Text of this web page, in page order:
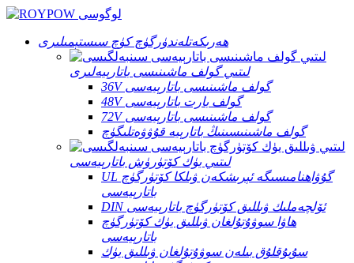
ھەرىكەتلەندۈرگۈچ كۈچ سىستېمىلىرى
لىتىي گولف ماشىنىسى باتارېيەلىرى
36V گولف ماشىنىسى باتارېيەسى
48V گولف بارت باتارېيەسى
72V گولف ماشىنىسى باتارېيەسى
گولف ماشىنىسىنىڭ باتارېيە قۇۋۋەتلىگۈچ
لىتىي يۈك كۆتۈرۈش باتارېيەسى
UL گۇۋاھنامىسىگە ئېرىشكەن ۋىلكا كۆتۈرگۈچ
باتارېيەسى
DIN ئۆلچەملىك ۋىللىق كۆتۈرگۈچ باتارېيەسى
ھاۋا سوۋۇتۇلغان ۋىللىق يۈك كۆتۈرگۈچ
باتارېيەسى
سۇيۇقلۇق بىلەن سوۋۇتۇلغان ۋىللىق يۈك